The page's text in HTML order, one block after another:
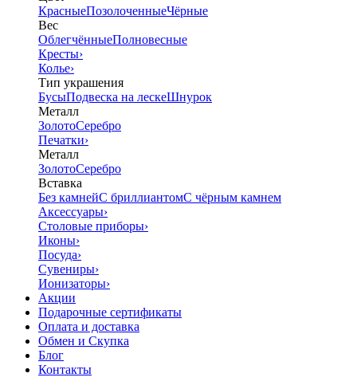
КрасныеПозолоченныеЧёрные
Вес
ОблегчённыеПолновесные
Кресты›
Колье›
Тип украшения
БусыПодвеска на лескеШнурок
Металл
ЗолотоСеребро
Печатки›
Металл
ЗолотоСеребро
Вставка
Без камнейС бриллиантомС чёрным камнем
Аксессуары›
Столовые приборы›
Иконы›
Посуда›
Сувениры›
Ионизаторы›
Акции
Подарочные сертификаты
Оплата и доставка
Обмен и Скупка
Блог
Контакты